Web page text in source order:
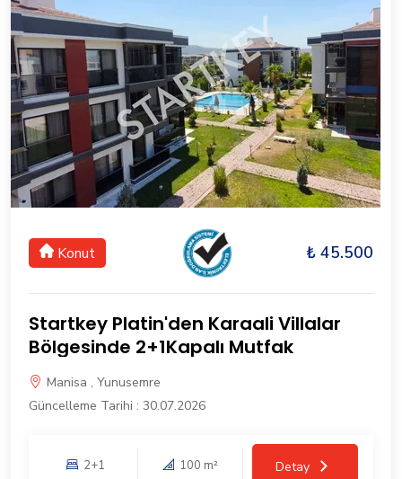
Konut ₺ 45.500
Startkey Platin'den Karaali Villalar
Bölgesinde 2+1Kapalı Mutfak
Manisa , Yunusemre
Güncelleme Tarihi : 30.07.2026
2+1 100 m² Detay